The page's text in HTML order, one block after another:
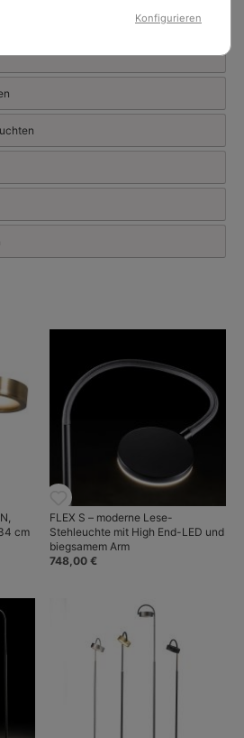
sehr ansehnliche Auswahl an
cm
FLEX S – moderne Lese-
Stehleuchte mit High End-LED und
biegsamem Arm
748,00 €
Konfigurieren